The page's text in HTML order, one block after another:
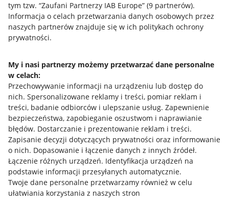
tym tzw. “Zaufani Partnerzy IAB Europe” (9 partnerów).
Informacja o celach przetwarzania danych osobowych przez
naszych partnerów znajduje się w ich politykach ochrony
prywatności.
My i nasi partnerzy możemy przetwarzać dane personalne
w celach:
Przechowywanie informacji na urządzeniu lub dostęp do
nich. Spersonalizowane reklamy i treści, pomiar reklam i
treści, badanie odbiorców i ulepszanie usług. Zapewnienie
bezpieczeństwa, zapobieganie oszustwom i naprawianie
błędów. Dostarczanie i prezentowanie reklam i treści.
Zapisanie decyzji dotyczących prywatności oraz informowanie
o nich. Dopasowanie i łączenie danych z innych źródeł.
Łączenie różnych urządzeń. Identyfikacja urządzeń na
podstawie informacji przesyłanych automatycznie.
Twoje dane personalne przetwarzamy również w celu
ułatwiania korzystania z naszych stron
Przydatne informacje
Jak to działa
Allegro Gadane dla sprzedających
Allegro Gadane dla kupujących
Mapa miejscowości
Informacje prawne
Regulamin
Polityka plików "cookies"
Ustawienia plików "cookies"